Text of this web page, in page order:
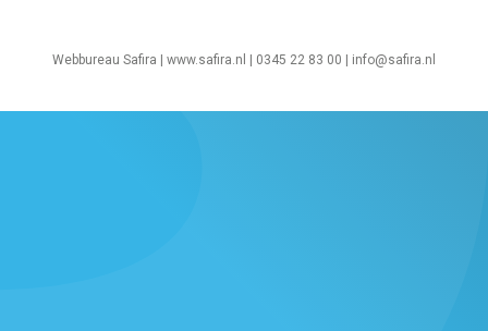
Webbureau Safira | www.safira.nl | 0345 22 83 00 | info@safira.nl